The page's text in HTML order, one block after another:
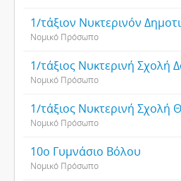
Νομικό Πρόσωπο
1/τάξιος Νυκτερινή Σχολή
Νομικό Πρόσωπο
1/τάξιος Νυκτερινή Σχολή
Νομικό Πρόσωπο
10ο Γυμνάσιο Βόλου
Νομικό Πρόσωπο